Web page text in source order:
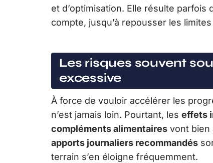
et d’optimisation. Elle résulte parfois
compte, jusqu’à repousser les
Les risques souvent
excessive
À force de vouloir accélérer les
n’est jamais loin. Pourtant, les effets
compléments alimentaires vont bien
apports journaliers recommandés
terrain s’en éloigne fréquemment.